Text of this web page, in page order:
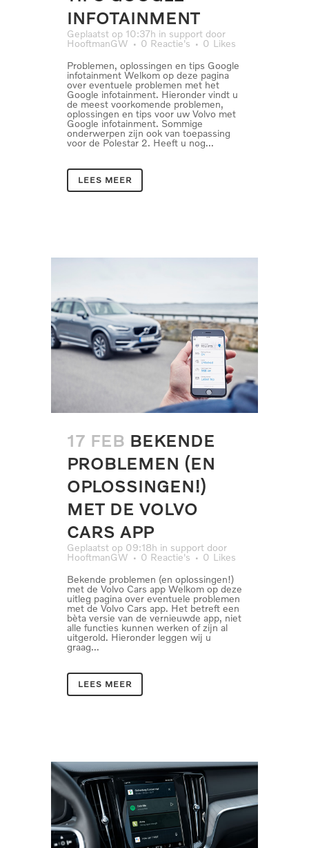
INFOTAINMENT
Geplaatst op 10:37h in support door
HooftmanGW
0 Reactie's 0 Likes
Problemen, oplossingen en tips Google
infotainment Welkom op deze pagina
over eventuele problemen met het
Google infotainment. Hieronder vindt u
de meest voorkomende problemen,
oplossingen en tips voor uw Volvo met
Google infotainment. Sommige
onderwerpen zijn ook van toepassing
voor de Polestar 2. Heeft u nog...
LEES MEER
17 FEB BEKENDE
PROBLEMEN (EN
OPLOSSINGEN!)
MET DE VOLVO
CARS APP
Geplaatst op 09:18h in support door
HooftmanGW
0 Reactie's 0 Likes
Bekende problemen (en oplossingen!)
met de Volvo Cars app Welkom op deze
uitleg pagina over eventuele problemen
met de Volvo Cars app. Het betreft een
bèta versie van de vernieuwde app, niet
alle functies kunnen werken of zijn al
uitgerold. Hieronder leggen wij u
graag...
LEES MEER